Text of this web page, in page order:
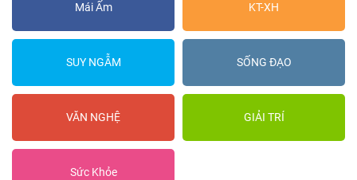
Mái Ấm KT-XH
SUY NGẪM SỐNG ĐẠO
VĂN NGHỆ GIẢI TRÍ
Sức Khỏe